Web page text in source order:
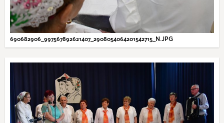
690682906_997567892621407_2908054064201542715_N.JPG